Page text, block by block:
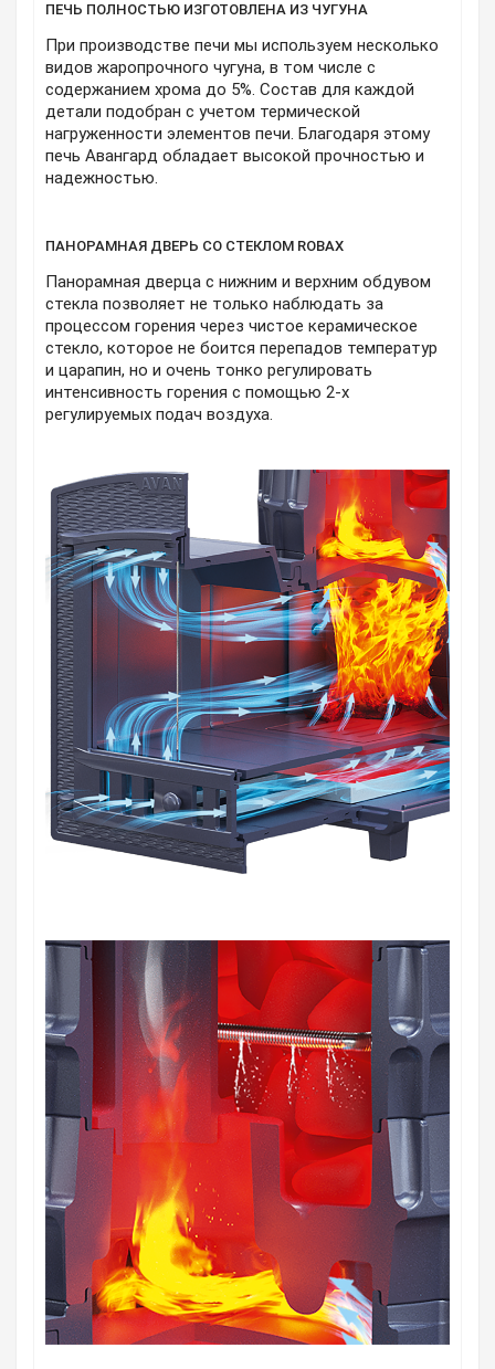
ПЕЧЬ ПОЛНОСТЬЮ ИЗГОТОВЛЕНА ИЗ ЧУГУНА
При производстве печи мы используем несколько
видов жаропрочного чугуна, в том числе с
содержанием хрома до 5%. Состав для каждой
детали подобран с учетом термической
нагруженности элементов печи. Благодаря этому
печь Авангард обладает высокой прочностью и
надежностью.
ПАНОРАМНАЯ ДВЕРЬ СО СТЕКЛОМ ROBAX
Панорамная дверца с нижним и верхним обдувом
стекла позволяет не только наблюдать за
процессом горения через чистое керамическое
стекло, которое не боится перепадов температур
и царапин, но и очень тонко регулировать
интенсивность горения с помощью 2-х
регулируемых подач воздуха.